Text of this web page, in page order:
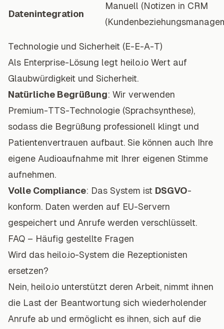
Datenintegration
Manuell (Notizen in CRM
Technologie und Sicherheit (E-E-A-T)
Als Enterprise-Lösung legt heilo.io Wert auf
Glaubwürdigkeit und Sicherheit.
Natürliche Begrüßung: Wir verwenden
Premium-TTS-Technologie (Sprachsynthese),
sodass die Begrüßung professionell klingt und
Patientenvertrauen aufbaut. Sie können auch Ihre
eigene Audioaufnahme mit Ihrer eigenen Stimme
aufnehmen.
Volle Compliance: Das System ist DSGVO-
konform. Daten werden auf EU-Servern
gespeichert und Anrufe werden verschlüsselt.
FAQ – Häufig gestellte Fragen
Wird das heilo.io-System die Rezeptionisten
ersetzen?
Nein, heilo.io unterstützt deren Arbeit, nimmt ihnen
die Last der Beantwortung sich wiederholender
Anrufe ab und ermöglicht es ihnen, sich auf die